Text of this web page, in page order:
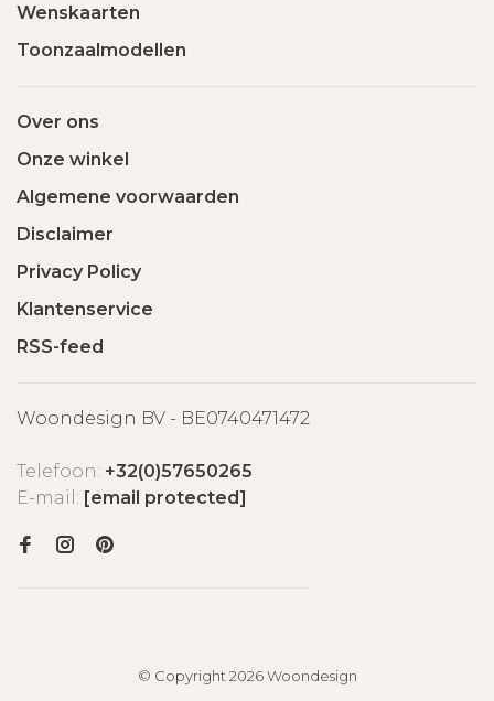
Wenskaarten
Toonzaalmodellen
Over ons
Onze winkel
Algemene voorwaarden
Disclaimer
Privacy Policy
Klantenservice
RSS-feed
Woondesign BV - BE0740471472
Telefoon: +32(0)57650265
E-mail: [email protected]
© Copyright 2026 Woondesign